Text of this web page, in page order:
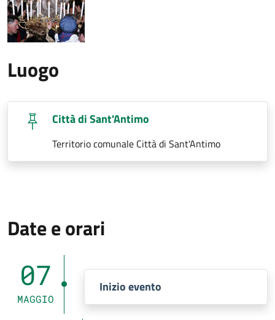
Luogo
Città di Sant'Antimo
Territorio comunale Città di Sant'Antimo
Date e orari
07
MAGGIO
Inizio evento